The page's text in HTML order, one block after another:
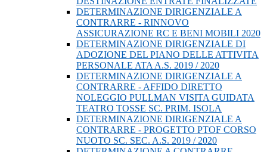
DETERMINAZIONE DIRIGENZIALE A
CONTRARRE - RINNOVO
ASSICURAZIONE RC E BENI MOBILI 2020
DETERMINAZIONE DIRIGENZIALE DI
ADOZIONE DEL PIANO DELLE ATTIVITA
PERSONALE ATA A.S. 2019 / 2020
DETERMINAZIONE DIRIGENZIALE A
CONTRARRE - AFFIDO DIRETTO
NOLEGGIO PULLMAN VISITA GUIDATA
TEATRO TOSSE SC. PRIM. ISOLA
DETERMINAZIONE DIRIGENZIALE A
CONTRARRE - PROGETTO PTOF CORSO
NUOTO SC. SEC. A.S. 2019 / 2020